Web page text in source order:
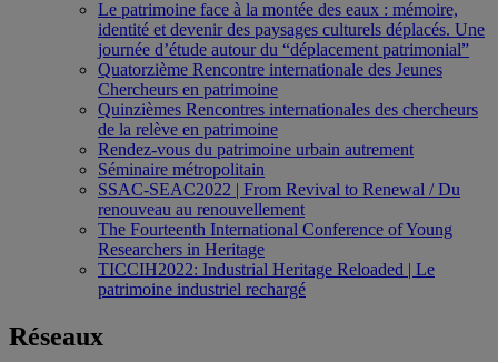
Le patrimoine face à la montée des eaux : mémoire,
identité et devenir des paysages culturels déplacés. Une
journée d’étude autour du “déplacement patrimonial”
Quatorzième Rencontre internationale des Jeunes
Chercheurs en patrimoine
Quinzièmes Rencontres internationales des chercheurs
de la relève en patrimoine
Rendez-vous du patrimoine urbain autrement
Séminaire métropolitain
SSAC-SEAC2022 | From Revival to Renewal / Du
renouveau au renouvellement
The Fourteenth International Conference of Young
Researchers in Heritage
TICCIH2022: Industrial Heritage Reloaded | Le
patrimoine industriel rechargé
Réseaux